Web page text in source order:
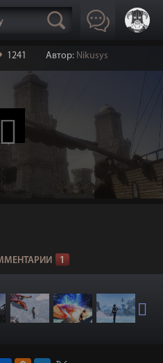
1241 Автор: Nikusys
1